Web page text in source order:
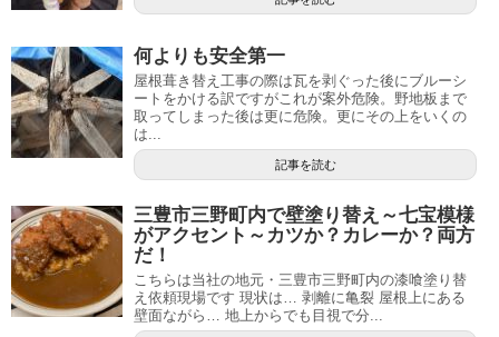
何よりも安全第一
屋根葺き替え工事の際は瓦を剥ぐった後にブルーシ
ートをかける訳ですがこれが案外危険。野地板まで
取ってしまった後は更に危険。更にその上をいくの
は...
記事を読む
三豊市三野町内で壁塗り替え～七宝模様
がアクセント～カツか？カレーか？両方
だ！
こちらは当社の地元・三豊市三野町内の漆喰塗り替
え依頼現場です 現状は… 剥離に亀裂 屋根上にある
壁面ながら… 地上からでも目視で分...